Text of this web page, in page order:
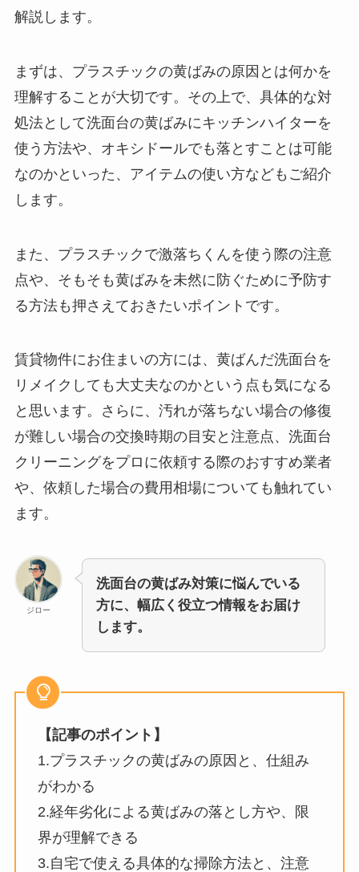
解説します。
まずは、プラスチックの黄ばみの原因とは何かを
理解することが大切です。その上で、具体的な対
処法として洗面台の黄ばみにキッチンハイターを
使う方法や、オキシドールでも落とすことは可能
なのかといった、アイテムの使い方などもご紹介
します。
また、プラスチックで激落ちくんを使う際の注意
点や、そもそも黄ばみを未然に防ぐために予防す
る方法も押さえておきたいポイントです。
賃貸物件にお住まいの方には、黄ばんだ洗面台を
リメイクしても大丈夫なのかという点も気になる
と思います。さらに、汚れが落ちない場合の修復
が難しい場合の交換時期の目安と注意点、洗面台
クリーニングをプロに依頼する際のおすすめ業者
や、依頼した場合の費用相場についても触れてい
ます。
ジロー
洗面台の黄ばみ対策に悩んでいる
方に、幅広く役立つ情報をお届け
します。
【記事のポイント】
1.プラスチックの黄ばみの原因と、仕組み
がわかる
2.経年劣化による黄ばみの落とし方や、限
界が理解できる
3.自宅で使える具体的な掃除方法と、注意